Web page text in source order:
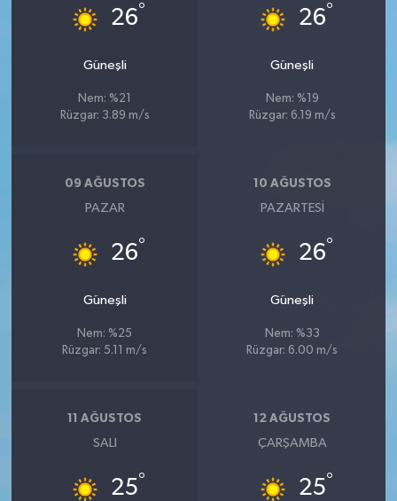
26°
Güneşli
Nem: %21
Rüzgar: 3.89 m/s
26°
Güneşli
Nem: %19
Rüzgar: 6.19 m/s
09 AĞUSTOS
PAZAR
26°
Güneşli
Nem: %25
Rüzgar: 5.11 m/s
10 AĞUSTOS
PAZARTESI
26°
Güneşli
Nem: %33
Rüzgar: 6.00 m/s
11 AĞUSTOS
SALI
25°
12 AĞUSTOS
ÇARŞAMBA
25°